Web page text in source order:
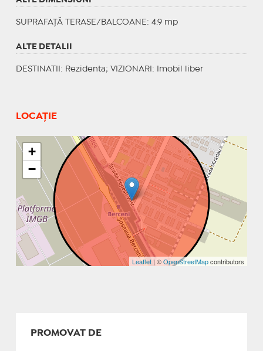
SUPRAFAȚĂ TERASE/BALCOANE: 4.9 mp
ALTE DETALII
DESTINATII : Rezidenta; VIZIONARI : Imobil liber
LOCAȚIE
+
−
Leaflet | ©OpenStreetMapcontributors
PROMOVAT DE